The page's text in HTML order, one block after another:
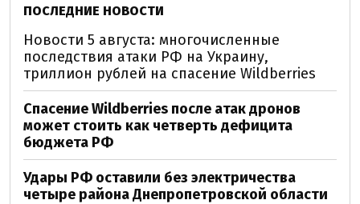
ПОСЛЕДНИЕ НОВОСТИ
Новости 5 августа: многочисленные
последствия атаки РФ на Украину,
триллион рублей на спасение Wildberries
Спасение Wildberries после атак дронов
может стоить как четверть дефицита
бюджета РФ
Удары РФ оставили без электричества
четыре района Днепропетровской области